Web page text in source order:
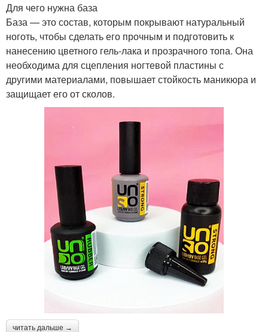
Для чего нужна база
База — это состав, которым покрывают натуральный
ноготь, чтобы сделать его прочным и подготовить к
нанесению цветного гель-лака и прозрачного топа. Она
необходима для сцепления ногтевой пластины с
другими материалами, повышает стойкость маникюра и
защищает его от сколов.
читать дальше →